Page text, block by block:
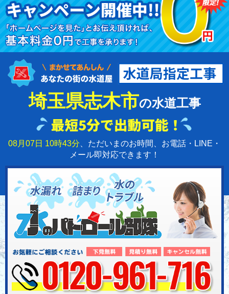
埼玉県志木市の水道工事
08月07日 10時43分 、ただいまのお時間、お電話・LINE・
メール即対応できます！